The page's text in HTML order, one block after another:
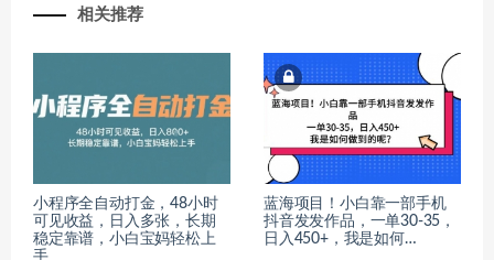
相关推荐
小程序全自动打金，48小时
可见收益，日入多张，长期
稳定靠谱，小白宝妈轻松上
蓝海项目！小白靠一部手机
抖音发发作品，一单30-35，
日入450+，我是如何…